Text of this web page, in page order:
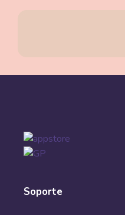
futuro más
Soporte